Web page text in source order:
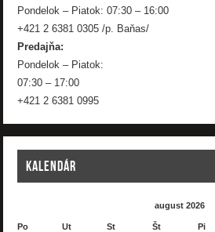
Pondelok – Piatok: 07:30 – 16:00
+421 2 6381 0305 /p. Baňas/
Predajňa:
Pondelok – Piatok:
07:30 – 17:00
+421 2 6381 0995
KALENDÁR
august 2026
Po Ut St Št Pi